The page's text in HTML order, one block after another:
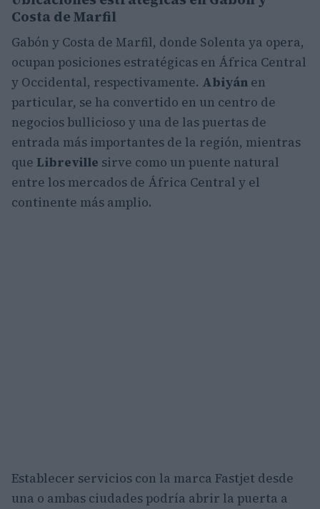
Costa de Marfil
Gabón y Costa de Marfil, donde Solenta ya opera,
ocupan posiciones estratégicas en África Central
y Occidental, respectivamente. Abiyán en
particular, se ha convertido en un centro de
negocios bullicioso y una de las puertas de
entrada más importantes de la región, mientras
que Libreville sirve como un puente natural
entre los mercados de África Central y el
continente más amplio.
Establecer servicios con la marca Fastjet desde
una o ambas ciudades podría abrir la puerta a